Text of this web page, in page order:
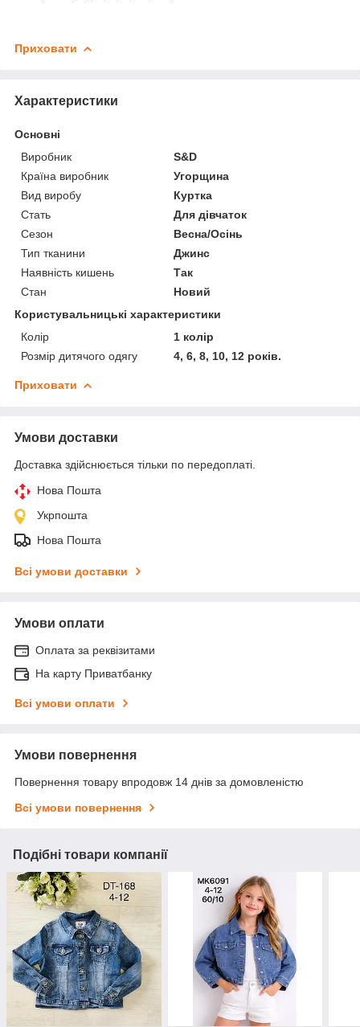
Приховати
Характеристики
Основні
Виробник
S&D
Країна виробник
Угорщина
Вид виробу
Куртка
Стать
Для дівчаток
Сезон
Весна/Осінь
Тип тканини
Джинс
Наявність кишень
Так
Стан
Новий
Користувальницькі характеристики
Колір
1 колір
Розмір дитячого одягу
4, 6, 8, 10, 12 років.
Приховати
Умови доставки
Доставка здійснюється тільки по передоплаті.
Нова Пошта
Укрпошта
Нова Пошта
Всі умови доставки
Умови оплати
Оплата за реквізитами
На карту Приватбанку
Всі умови оплати
Умови повернення
Повернення товару впродовж 14 днів за домовленістю
Всі умови повернення
Подібні товари компанії